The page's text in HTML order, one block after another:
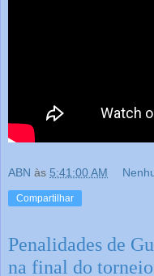
ABN às 5:41:00 AM
Compartilhar
Penalidades de
na final do